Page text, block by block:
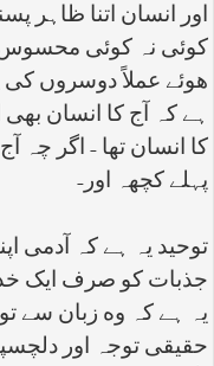
اور انسان اتنا ظاہر
کوئی نہ کوئی محسوس
هوئے عملاً دوسروں
ہے کہ آج کا انسان
کا انسان تها - اگر چہ
پہلے کچهہ اور-
توحید یہ ہے کہ آدمی
جذبات کو صرف ایک
یہ ہے کہ وه زبان سے
حقیقی توجہ اور